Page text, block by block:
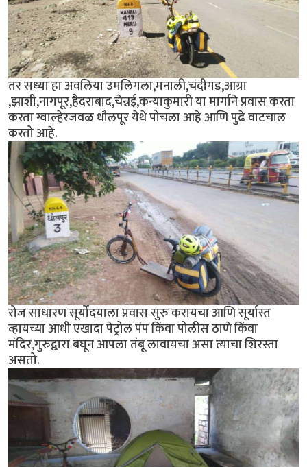
तर सध्या हा अवलिया उमलिगला,मनाली,चंदीगड,आग्रा
,झाशी,नागपूर,हैदराबाद,चेन्नई,कन्याकुमारी या मार्गाने प्रवास करता
करता ग्वाल्हेरजवळ धौलपूर येथे पोचला आहे आणि पुढे वाटचाल
करतो आहे.
रोज साधारण सूर्योदयाला प्रवास सुरु करायचा आणि सूर्यास्त
व्हायच्या आधी एखादा पेट्रोल पंप किंवा पोलीस ठाणे किंवा
मंदिर,गुरुद्वारा बघून आपला तंबू लावायचा असा त्याचा शिरस्ता
असतो.